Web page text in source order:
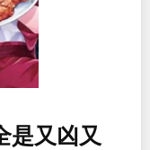
是又凶又